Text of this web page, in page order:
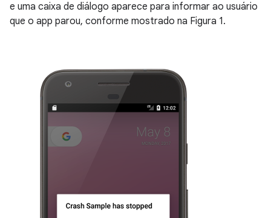
e uma caixa de diálogo aparece para informar ao usuário
que o app parou, conforme mostrado na Figura 1.